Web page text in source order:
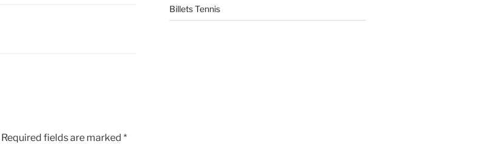
Required fields are marked *
Billets Tennis